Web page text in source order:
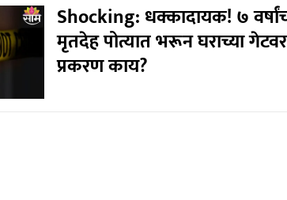
Shocking: धक्कादायक! ७
मृतदेह पोत्यात भरून घराच्या
प्रकरण काय?